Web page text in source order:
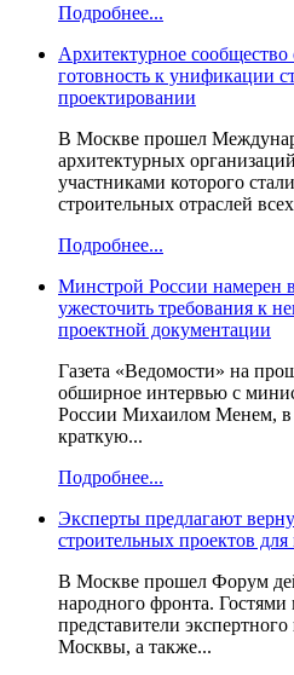
Подробнее...
Архитектурное
готовность к унификации
проектировании
В Москве прошел
архитектурных
участниками которого
строительных отраслей
Подробнее...
Минстрой России намерен
ужесточить требования к
проектной документации
Газета «Ведомости» на
обширное интервью с
России Михаилом Менем, в
краткую...
Подробнее...
Эксперты предлагают
строительных проектов
В Москве прошел Форум
народного фронта. Гостями
представители
Москвы, а также...